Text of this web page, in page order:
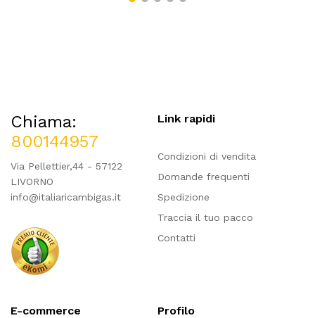
Chiama:
800144957
Via Pellettier,44 - 57122
LIVORNO
info@italiaricambigas.it
Link rapidi
Condizioni di vendita
Domande frequenti
Spedizione
Traccia il tuo pacco
Contatti
E-commerce Profilo